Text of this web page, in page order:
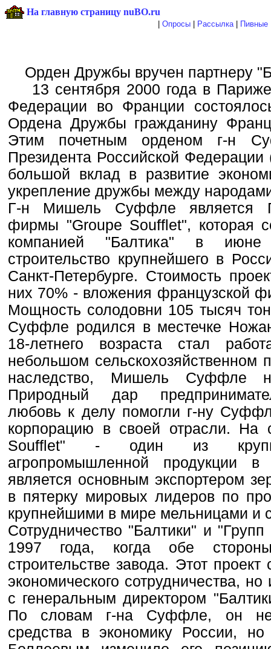
На главную страницу nuBO.ru
Опросы| Рассылка| Пивные
Орден Дружбы вручен партнеру
13 сентября 2000 года в
Федерации во Франции
Ордена Дружбы гражданину
Этим почетным орденом г-н
Президента Российской Федерации
большой вклад в развитие
укрепление дружбы между
Г-н Мишель Суффле является
фирмы "Groupe Soufflet", которая
компанией "Балтика" в
строительство крупнейшего в
Санкт-Петербурге. Стоимость
них 70% - вложения французской
Мощность солодовни 105 тысяч
Суффле родился в местечке
18-летнего возраста стал
небольшом сельскохозяйственном
наследство, Мишель Суффле
Природный дар
любовь к делу помогли г-ну
корпорацию в своей отрасли. На
Soufflet" - один из
агропромышленной продукции
является основным экспортером
в пятерку мировых лидеров по
крупнейшими в мире мельницами и
Сотрудничество "Балтики" и
1997 года, когда обе
строительстве завода. Этот проект
экономического сотрудничества,
с генеральным директором
По словам г-на Суффле, он не
средства в экономику России,